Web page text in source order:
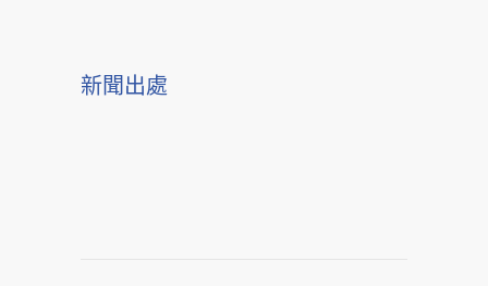
新聞出處